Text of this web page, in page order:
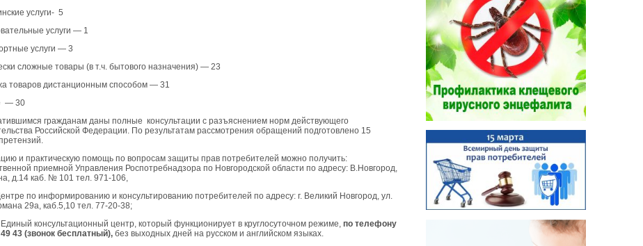
услуги- 5
услуги — 1
услуги — 3
сложные товары (в т.ч. бытового назначения) — 23
товаров дистанционным способом — 31
— 30
гражданам даны полные консультации с разъяснением норм действующего
Российской Федерации. По результатам рассмотрения обращений подготовлено 15
и практическую помощь по вопросам защиты прав потребителей можно получить:
приемной Управления Роспотребнадзора по Новгородской области по адресу: В.Новгород,
д.14 каб. № 101 тел. 971-106,
по информированию и консультированию потребителей по адресу: г. Великий Новгород, ул.
29а, каб.5,10 тел. 77-20-38;
консультационный центр, который функционирует в круглосуточном режиме, по телефону
43 (звонок бесплатный), без выходных дней на русском и английском языках.